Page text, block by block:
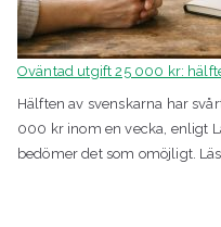
Oväntad utgift 25 000 kr:
Hälften av svenskarna har
000 kr inom en vecka, enligt
bedömer det som omöjligt.